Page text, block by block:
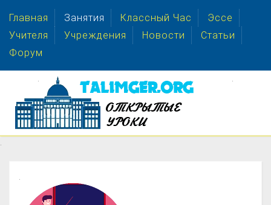
Главная Занятия Классный Час
Эссе
Учителя
Учреждения Новости
Статьи
Форум
.
.
. .